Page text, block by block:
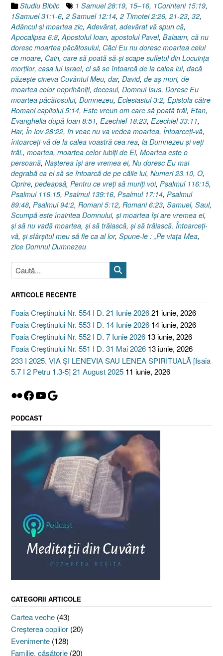
Studiu Biblic 1 Samuel 28:19, 15–16, 1Corinteni 15:19,
1Samuel 31:1-6, 2 Samuel 12:14, 2 Timotei 2:26, 21-23, 32,
Adâncul şi moartea zic,Adevărat, adevărat vă spun că,
Apocalipsa 6:8,Apostolul Ioan, apostolul Pavel, Balaam, că nu
doresc moartea păcătosului, Căci Eu nu doresc moartea celui
ce moare, Cain, care să poată să-şi scape sufletul din Locuinţa
morţilor, casa lui Israel, ci să se întoarcă de la calea lui, dacă
păzeşte cineva Cuvântul Meu, dar, David, de aş muri, de
moartea celor neprihăniţi, decesul, Domnul Isus, Doresc Eu
moartea păcătosului, Dumnezeu, Eclesiastul 3:2, Epistola către
Romani capitolul 5:14, Este vreun om care să poată trăi, Etan,
Evanghelia după Ioan 8:51, Ezechiel 18:23, Ezechiel 33:11,
Har, În Iov 28:22, în veac nu va vedea moartea, Întoarceţi-vă,
întoarceţi-vă de la calea voastră cea rea, la Dumnezeu şi veţi
trăi., moartea, moartea celor iubiţi de El, Moartea este o
persoană, Naşterea îşi are vremea ei, Nu doresc Eu mai
degrabă ca el să se întoarcă de pe căile lui, Numeri 23.10, O,
Oprire, pedeapsă, Pentru ce vreţi să muriţi voi, Psalmul 116:15,
Psalmul 116.15, Psalmul 139:16, Psalmul 17:14, Psalmul
89:48, Psalmul 94:2, Romani 5:12, Romani 6:23, Samuel, Saul,
Scumpă este înaintea Domnului, şi moartea îşi are vremea ei,
şi să nu vadă moartea, şi să trăiască, şi să trăiască. Întoarceţi-
vă, şi sfârşitul meu să fie ca al lor, Spune-le : „Pe viaţa Mea,
zice Domnul Dumnezeu
ARTICOLE RECENTE
Foaia Creștinului Nr. 554 I D. 21 Iunie 202621 iunie, 2026
Foaia Creștinului Nr. 553 I D. 14 Iunie 2026 14 iunie, 2026
Foaia Creștinului Nr. 552 I D. 7 Iunie 2026 13 iunie, 2026
Foaia Creștinului Nr. 551 I D. 31 Mai 2026 13 iunie, 2026
233 I 2025. VIA ȘI LENEVIA SAU LENEA SPIRITUALĂ [Isaia
5.7 I 2 Petru 1.3-5] 21 August 2025 11 iunie, 2026
Flickr
Facebook
YouTube
Google
PODCAST
CATEGORII ARTICOLE
Cartea veche (43)
Creşterea copiilor (20)
Evenimente (128)
Familie, căsătorie (20)